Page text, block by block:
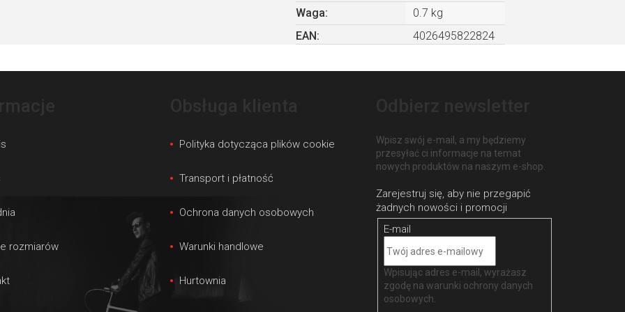
Waga:
0.7 kg
EAN : 4026495822824
rozmiarów
Polityka dotycząca plików cookie
Transport i płatność
Ochrona danych osobowych
Warunki handlowe
Hurtownia
Wpisz swój e-mail, a my będziemy
przesyłać ci informacje na temat
nowych produktów na naszym e-shop.
E-mail
Wpisując adres e-mail, wyrażasz
zgodę nawarunki ochrony danych
osobowych